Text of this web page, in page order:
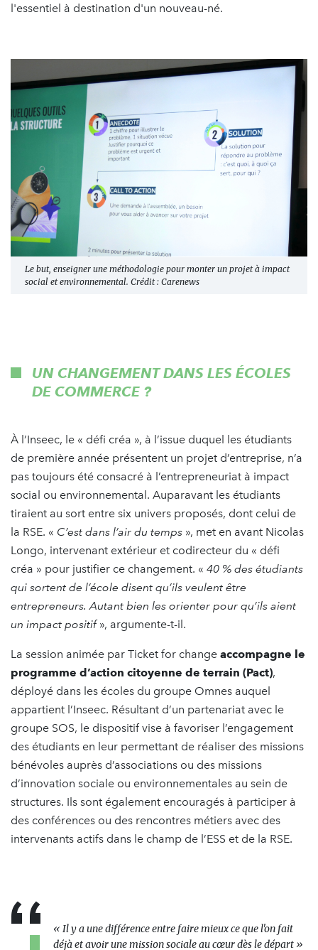
l'essentiel à destination d'un nouveau-né.
Le but, enseigner une méthodologie pour monter un projet à impact
social et environnemental. Crédit : Carenews
UN CHANGEMENT DANS LES ÉCOLES
DE COMMERCE ?
À l’Inseec, le « défi créa », à l’issue duquel les étudiants
de première année présentent un projet d’entreprise, n’a
pas toujours été consacré à l’entrepreneuriat à impact
social ou environnemental. Auparavant les étudiants
tiraient au sort entre six univers proposés, dont celui de
la RSE. « C’est dans l’air du temps », met en avant Nicolas
Longo, intervenant extérieur et codirecteur du « défi
créa » pour justifier ce changement. « 40 % des étudiants
qui sortent de l’école disent qu’ils veulent être
entrepreneurs. Autant bien les orienter pour qu’ils aient
un impact positif», argumente-t-il.
La session animée par Ticket for change accompagne le
programme d’action citoyenne de terrain (Pact),
déployé dans les écoles du groupe Omnes auquel
appartient l’Inseec. Résultant d’un partenariat avec le
groupe SOS, le dispositif vise à favoriser l’engagement
des étudiants en leur permettant de réaliser des missions
bénévoles auprès d’associations ou des missions
d’innovation sociale ou environnementales au sein de
structures. Ils sont également encouragés à participer à
des conférences ou des rencontres métiers avec des
intervenants actifs dans le champ de l’ESS et de la RSE.
« Il y a une différence entre faire mieux ce que l'on fait
déjà et avoir une mission sociale au cœur dès le départ »